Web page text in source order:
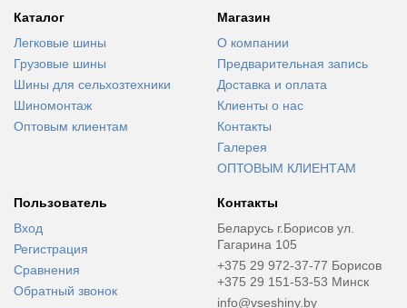
Каталог
Легковые шины
Грузовые шины
Шины для сельхозтехники
Шиномонтаж
Оптовым клиентам
Магазин
О компании
Предварительная запись
Доставка и оплата
Клиенты о нас
Контакты
Галерея
ОПТОВЫМ КЛИЕНТАМ
Пользователь
Вход
Регистрация
Сравнения
Обратный звонок
Контакты
Беларусь г.Борисов ул.
Гагарина 105
+375 29 972-37-77 Борисов
+375 29 151-53-53 Минск
info@vseshiny.by